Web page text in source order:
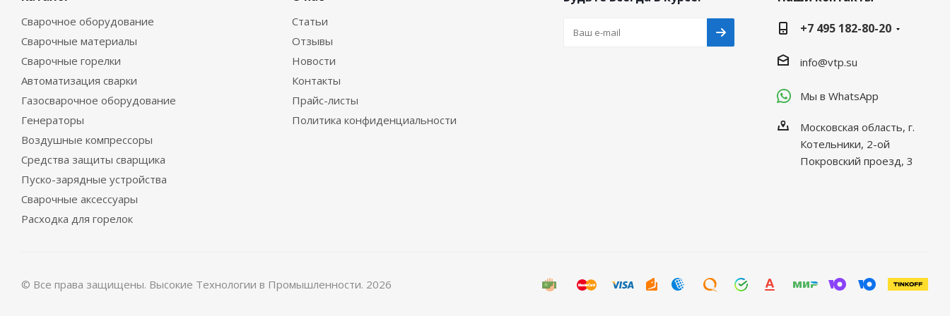
Сварочное оборудование
Сварочные материалы
Сварочные горелки
Автоматизация сварки
Газосварочное оборудование
Генераторы
Воздушные компрессоры
Средства защиты сварщика
Пуско-зарядные устройства
Сварочные аксессуары
Расходка для горелок
Статьи
Отзывы
Новости
Контакты
Прайс-листы
Политика конфиденциальности
+7 495 182-80-20
info@vtp.su
Мы в WhatsApp
Московская область, г.
Котельники, 2-ой
Покровский проезд, 3
© Все права защищены. Высокие Технологии в Промышленности. 2026